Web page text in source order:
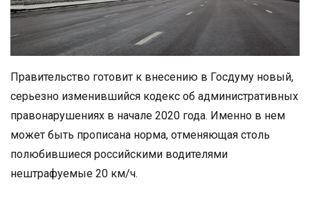
Правительство готовит к внесению в Госдуму новый,
серьезно изменившийся кодекс об административных
правонарушениях в начале 2020 года. Именно в нем
может быть прописана норма, отменяющая столь
полюбившиеся российскими водителями
нештрафуемые 20 км/ч.